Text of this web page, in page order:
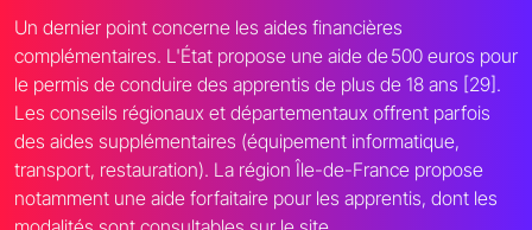
Un dernier point concerne les aides financières
complémentaires. L'État propose une aide de 500 euros pour
le permis de conduire des apprentis de plus de 18 ans [29].
Les conseils régionaux et départementaux offrent parfois
des aides supplémentaires (équipement informatique,
transport, restauration). La région Île-de-France propose
notamment une aide forfaitaire pour les apprentis, dont les